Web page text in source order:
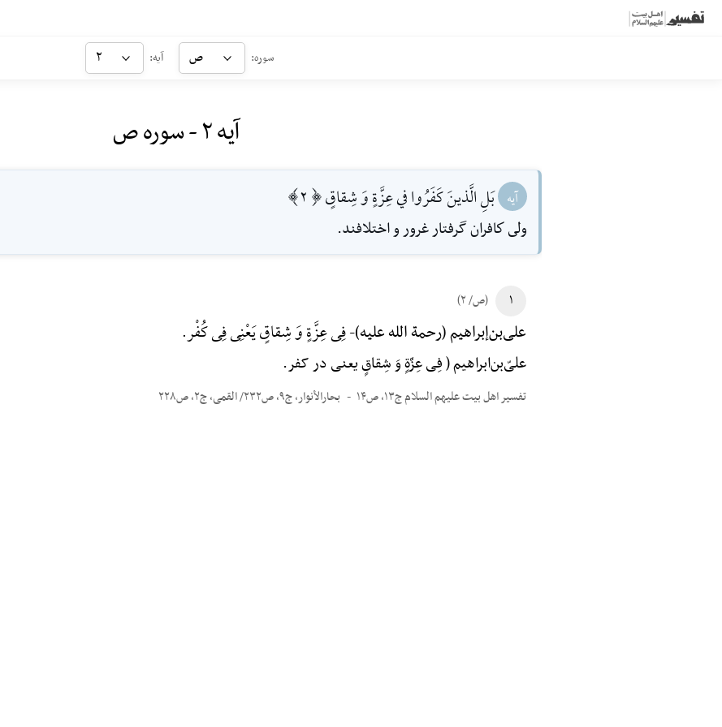
سوره: ص آیه: ۲
آیه ۲ - سوره ص
آیه بَلِ الَّذينَ كَفَرُوا في عِزَّةٍ وَ شِقاقٍ [2]
ولى كافران گرفتار غرور و اختلافند.
۱ (ص/ ۲)
علی‌بن‌إبراهیم (رحمة الله علیه)-فِی عِزَّةٍ وَ شِقاقٍ یَعْنِی فِی کُفْر.
علیّ‌بن‌ابراهیم ( فِی عِزَّةٍ وَ شِقاقٍ یعنی در کفر.
تفسیر اهل بیت علیهم السلام ج۱۳، ص۱۴ بحارالأنوار، ج۹، ص۲۳۲/ القمی، ج۲، ص۲۲۸